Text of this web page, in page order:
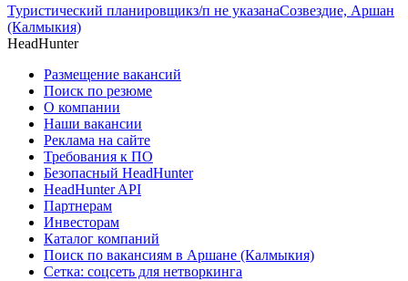
Туристический планировщикз/п не указанаСозвездие, Аршан
(Калмыкия)
HeadHunter
Размещение вакансий
Поиск по резюме
О компании
Наши вакансии
Реклама на сайте
Требования к ПО
Безопасный HeadHunter
HeadHunter API
Партнерам
Инвесторам
Каталог компаний
Поиск по вакансиям в Аршане (Калмыкия)
Сетка: соцсеть для нетворкинга